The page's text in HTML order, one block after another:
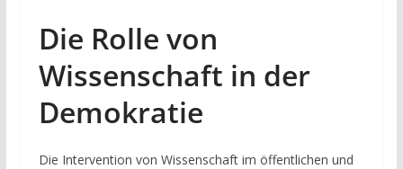
Die Rolle von
Wissenschaft in der
Demokratie
Die Intervention von Wissenschaft im öffentlichen und